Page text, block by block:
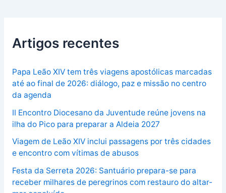
Artigos recentes
Papa Leão XIV tem três viagens apostólicas marcadas
até ao final de 2026: diálogo, paz e missão no centro
da agenda
II Encontro Diocesano da Juventude reúne jovens na
ilha do Pico para preparar a Aldeia 2027
Viagem de Leão XIV inclui passagens por três cidades
e encontro com vítimas de abusos
Festa da Serreta 2026: Santuário prepara-se para
receber milhares de peregrinos com restauro do altar-